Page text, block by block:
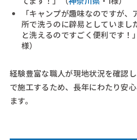
「キャンプが趣味なのですが
所で洗うのに辟易としていまし
と洗えるのですごく便利です！
様）
経験豊富な職人が現地状況を確認
で施工するため、長年にわたり安
ます。